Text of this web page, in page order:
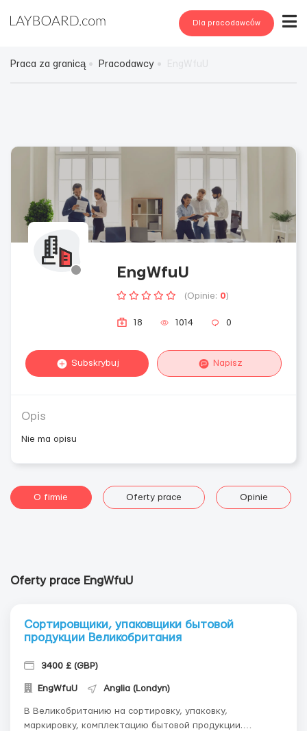
Dla pracodawców
Praca za granicą Pracodawcy
EngWfuU
(Opinie: 0)
18 1014 0
Subskrybuj Napisz
Opis
Nie ma opisu
O firmie Oferty prace Opinie
Oferty prace EngWfuU
Сортировщики, упаковщики бытовой
продукции Великобритания
3400 £ (GBP)
EngWfuU Anglia (Londyn)
В Великобританию на сортировку, упаковку,
маркировку, комплектацию бытовой продукции.